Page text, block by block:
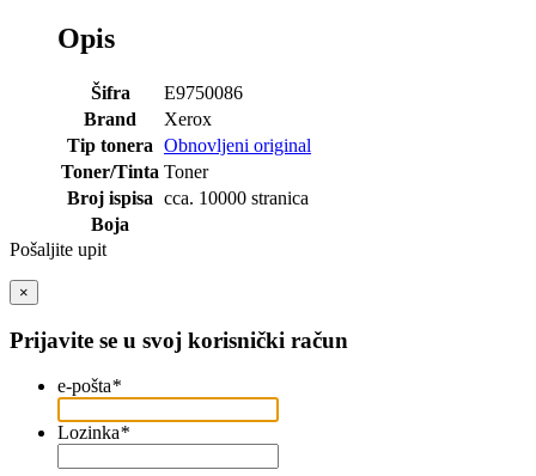
Opis
Šifra
E9750086
Brand
Xerox
Tip tonera Obnovljeni original
Toner/Tinta Toner
Broj ispisa cca. 10000 stranica
Boja
Pošaljite upit
×
Prijavite se u svoj korisnički račun
e-pošta*
Lozinka*